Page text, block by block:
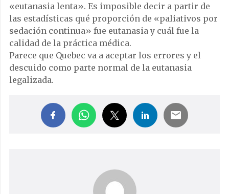
«eutanasia lenta». Es imposible decir a partir de
las estadísticas qué proporción de «paliativos por
sedación continua» fue eutanasia y cuál fue la
calidad de la práctica médica.
Parece que Quebec va a aceptar los errores y el
descuido como parte normal de la eutanasia
legalizada.